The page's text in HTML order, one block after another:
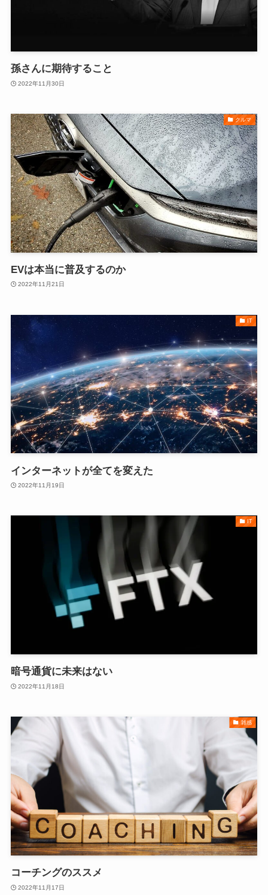
孫さんに期待すること
2022年11月30日
クルマ
EVは本当に普及するのか
2022年11月21日
IT
インターネットが全てを変えた
2022年11月19日
IT
暗号通貨に未来はない
2022年11月18日
雑感
コーチングのススメ
2022年11月17日